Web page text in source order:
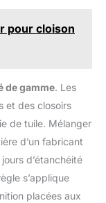
pour cloison
de gamme. Les
et des closoirs
de tuile. Mélanger
d’un fabricant
d’étanchéité
s’applique
placées aux